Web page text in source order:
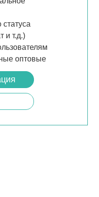
и т.д.)
оптовые